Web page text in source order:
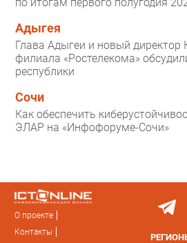
Адыгея
Глава Адыгеи и новый директор
филиала «Ростелекома»
республики
Сочи
Как обеспечить
ЭЛАР на «Инфофоруме-Сочи»
О проекте
Контакты